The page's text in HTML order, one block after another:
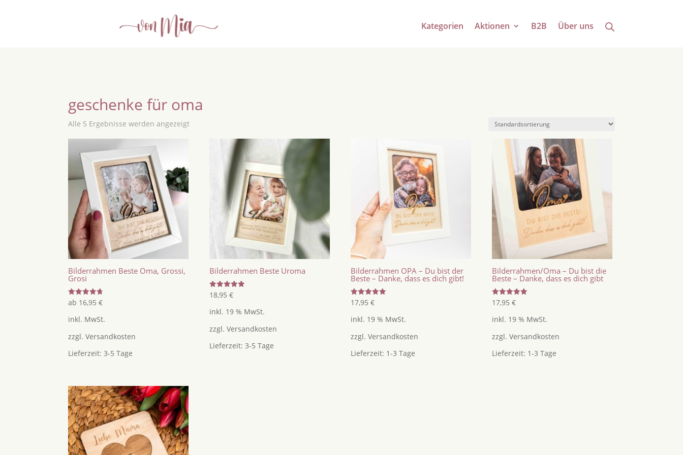
Kategorien Aktionen B2B Über uns
geschenke für oma
Alle 5 Ergebnisse werden angezeigt
Bilderrahmen Beste Oma, Grossi,
Grosi
Bewertet
mit
von 5
ab 16,95€
inkl. MwSt.
zzgl.Versandkosten
Lieferzeit:3-5 Tage
Bilderrahmen Beste Uroma
Bewertet
mit
von 5
18,95€
inkl. 19 % MwSt.
zzgl.Versandkosten
Lieferzeit:3-5 Tage
Bilderrahmen OPA – Du bist der
Beste – Danke, dass es dich gibt!
Bewertet
mit
von 5
17,95€
inkl. 19 % MwSt.
zzgl.Versandkosten
Lieferzeit: 1-3 Tage
Bilderrahmen/Oma – Du bist die
Beste – Danke, dass es dich gibt
Bewertet
mit
von 5
17,95€
inkl. 19 % MwSt.
zzgl.Versandkosten
Lieferzeit: 1-3 Tage